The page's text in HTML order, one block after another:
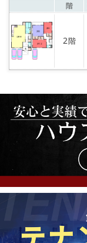
階
2階